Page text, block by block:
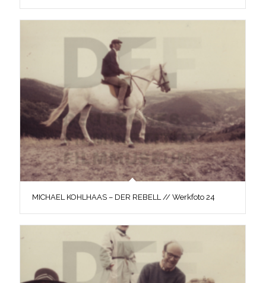
MICHAEL KOHLHAAS – DER REBELL // Werkfoto 24